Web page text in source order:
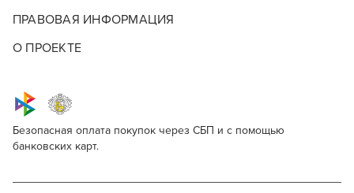
ПРАВОВАЯ ИНФОРМАЦИЯ
О ПРОЕКТЕ
Безопасная оплата покупок через СБП и с помощью
банковских карт.
PRORASO Wood And Spice